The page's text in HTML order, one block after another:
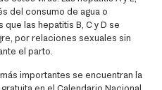
del consumo de agua o
las hepatitis B, C y D se
por relaciones sexuales sin
el parto.
importantes se encuentran la